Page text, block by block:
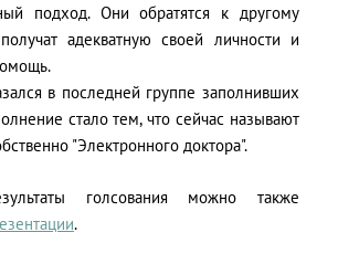
подход. Они обратятся к другому
адекватную своей личности и
в последней группе заполнивших
стало тем, что сейчас называют
"Электронного доктора".
голсования можно также
.